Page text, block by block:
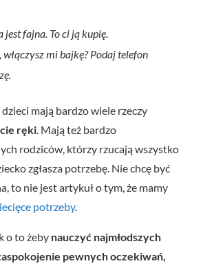
jest fajna. To ci ją kupię.
włączysz mi bajkę? Podaj telefon
dzieci mają bardzo wiele rzeczy
ręki. Mają też bardzo
rodziców, którzy rzucają wszystko
zgłasza potrzebę. Nie chcę być
to nie jest artykuł o tym, że mamy
potrzeby.
o to żebynauczyć najmłodszych
pewnych oczekiwań,